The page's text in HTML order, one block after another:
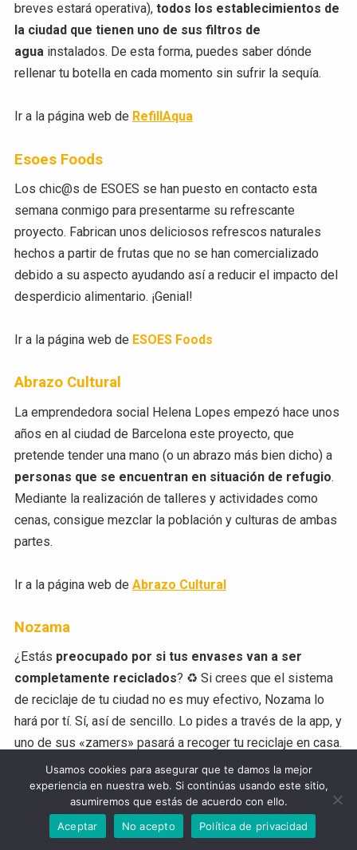
breves estará operativa), todos los establecimientos de
la ciudad que tienen uno de sus filtros de
aguainstalados. De esta forma, puedes saber dónde
rellenar tu botella en cada momento sin sufrir la sequía.
Ir a la página web de RefillAqua
Esoes Foods
Los chic@s de ESOES se han puesto en contacto esta
semana conmigo para presentarme su refrescante
proyecto. Fabrican unos deliciosos refrescos naturales
hechos a partir de frutas que no se han comercializado
debido a su aspecto ayudando así a reducir el impacto del
desperdicio alimentario. ¡Genial!
Ir a la página web de ESOES Foods
Abrazo Cultural
La emprendedora social Helena Lopes empezó hace unos
años en al ciudad de Barcelona este proyecto, que
pretende tender una mano (o un abrazo más bien dicho) a
personas que se encuentran en situación de refugio.
Mediante la realización de talleres y actividades como
cenas, consigue mezclar la población y culturas de ambas
partes.
Ir a la página web de Abrazo Cultural
Nozama
¿Estás preocupado por si tus envases van a ser
completamente reciclados? ♻️ Si crees que el sistema
de reciclaje de tu ciudad no es muy efectivo, Nozama lo
hará por tí. Sí, así de sencillo. Lo pides a través de la app, y
uno de sus «zamers» pasará a recoger tu reciclaje en casa.
Este proceso además está realizado por personas en
riesgo de exclusión social y, por si fuera poco, puedes
realizar tu compra semanal desde su aplicación.
Usamos cookies para asegurar que te damos la mejor
experiencia en nuestra web. Si continúas usando este sitio,
asumiremos que estás de acuerdo con ello.
Aceptar
No acepto Política de privacidad